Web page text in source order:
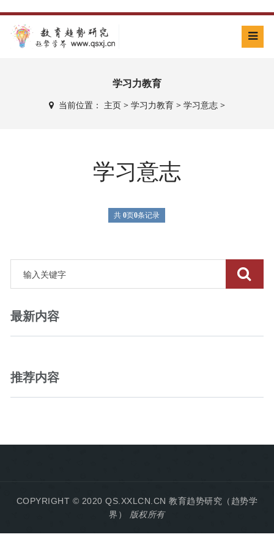
学习力教育
当前位置： 主页> 学习力教育> 学习意志>
学习意志
共0页0条记录
最新内容
推荐内容
COPYRIGHT © 2020 QS.XXLCN.CN教育趋势研究（趋势学
界）
版权所有